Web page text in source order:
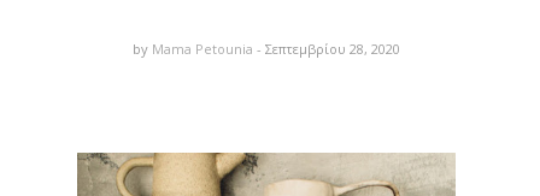
by Mama Petounia - Σεπτεμβρίου 28, 2020